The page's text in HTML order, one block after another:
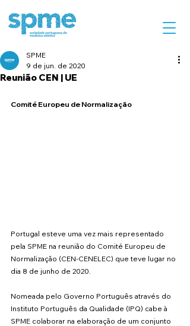
Reunião CEN | UE
SPME
9 de jun. de 2020
Comité Europeu de Normalização
Portugal esteve uma vez mais representado
pela SPME na reunião do Comité Europeu de
Normalização (CEN-CENELEC) que teve lugar no
dia 8 de junho de 2020.
Nomeada pelo Governo Português através do
Instituto Português da Qualidade (IPQ) cabe à
SPME colaborar na elaboração de um conjunto